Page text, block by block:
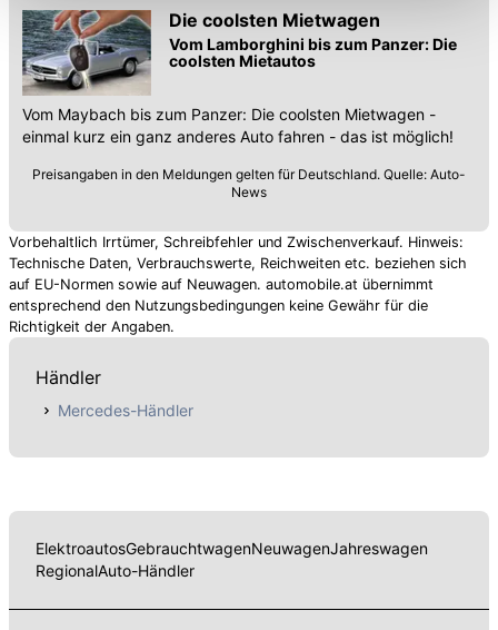
Funktionalitäten der Website zur Verfügung stehen. Sie
können die Einstellungen jederzeit in unserer
Datenschutzerklärunganpassen.
Die coolsten Mietwagen
Vom Lamborghini bis zum Panzer: Die
coolsten Mietautos
Vom Maybach bis zum Panzer: Die coolsten Mietwagen -
einmal kurz ein ganz anderes Auto fahren - das ist möglich!
Preisangaben in den Meldungen gelten für Deutschland. Quelle: Auto-
News
Vorbehaltlich Irrtümer, Schreibfehler und Zwischenverkauf. Hinweis:
Technische Daten, Verbrauchswerte, Reichweiten etc. beziehen sich
auf EU-Normen sowie auf Neuwagen. automobile.at übernimmt
entsprechend den Nutzungsbedingungen keine Gewähr für die
Richtigkeit der Angaben.
Händler
Mercedes-Händler
ElektroautosGebrauchtwagenNeuwagenJahreswagen
RegionalAuto-Händler